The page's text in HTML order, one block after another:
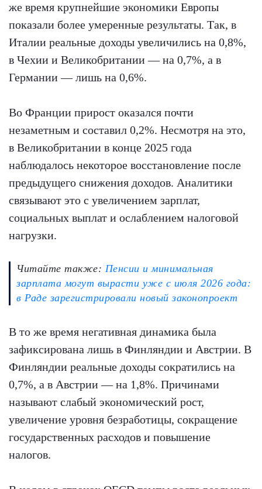
же время крупнейшие экономики Европы
показали более умеренные результаты. Так, в
Италии реальные доходы увеличились на 0,8%,
в Чехии и Великобритании — на 0,7%, а в
Германии — лишь на 0,6%.
Во Франции прирост оказался почти
незаметным и составил 0,2%. Несмотря на это,
в Великобритании в конце 2025 года
наблюдалось некоторое восстановление после
предыдущего снижения доходов. Аналитики
связывают это с увеличением зарплат,
социальных выплат и ослаблением налоговой
нагрузки.
Читайте также: Пенсии и минимальная
зарплата могут вырасти уже с июля 2026 года:
в Раде зарегистрировали новый законопроект
В то же время негативная динамика была
зафиксирована лишь в Финляндии и Австрии. В
Финляндии реальные доходы сократились на
0,7%, а в Австрии — на 1,8%. Причинами
называют слабый экономический рост,
увеличение уровня безработицы, сокращение
государственных расходов и повышение
налогов.